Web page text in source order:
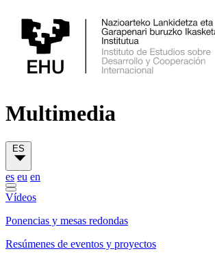
Multimedia
ES
es eu en
Vídeos
Ponencias y mesas redondas
Resúmenes de eventos y proyectos